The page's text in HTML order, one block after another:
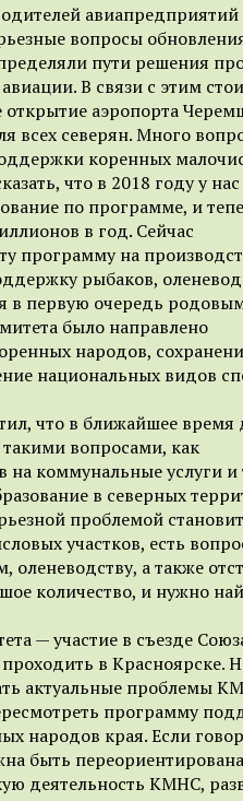
авиапредприятий
вопросы
пути решения
В связи с этим
открытие аэропорта
всех северян. Много
коренных
что в 2018 году у
по программе, и
в год. Сейчас
программу на
рыбаков,
в первую очередь
было направлено
народов,
национальных видов
что в ближайшее время
вопросами, как
на коммунальные услуги и
в северных
проблемой
участков, есть
а также
количество, и нужно
— участие в съезде
в Красноярске.
актуальные проблемы
программу
народов края. Если
быть переориентирована
деятельность КМНС,